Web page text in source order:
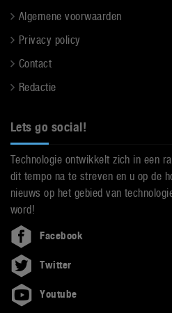
Algemene voorwaarden
Privacy policy
Contact
Redactie
Lets go social!
Technologie ontwikkelt zich in een
dit tempo na te streven en u op de
nieuws op het gebied van
word!
Facebook
Twitter
Youtube